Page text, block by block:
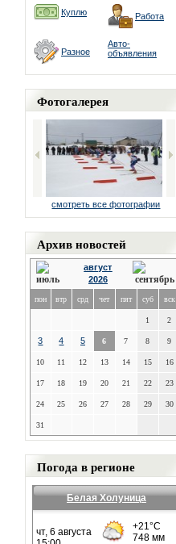
Куплю Работа
Разное
Авто-
объявления
Фотогалерея
смотреть все фотографии
Архив новостей
август
2026
пон втр срд чет пят суб вск
1 2
3 4 5 6 7 8 9
10 11 12 13 14 15 16
17 18 19 20 21 22 23
24 25 26 27 28 29 30
31
Погода в регионе
Белая Холуница